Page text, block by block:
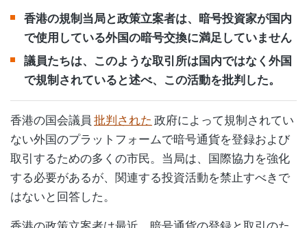
香港の規制当局と政策立案者は、暗号投資家が国内
で使用している外国の暗号交換に満足していません
議員たちは、このような取引所は国内ではなく外国
で規制されていると述べ、この活動を批判した。
香港の国会議員批判された政府によって規制されてい
ない外国のプラットフォームで暗号通貨を登録および
取引するための多くの市民。当局は、国際協力を強化
する必要があるが、関連する投資活動を禁止すべきで
はないと回答した。